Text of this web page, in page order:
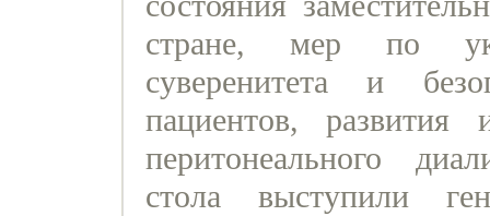
стране, мер по
суверенитета и
пациентов, развития
перитонеального
стола выступили